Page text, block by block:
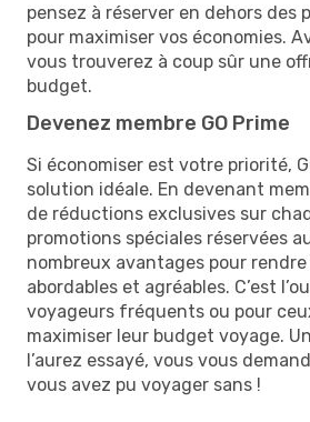
pensez à réserver en dehors des
pour maximiser vos économies.
vous trouverez à coup sûr une
budget.
Devenez membre GO Prime
Si économiser est votre priorité,
solution idéale. En devenant
de réductions exclusives sur
promotions spéciales réservées
nombreux avantages pour
abordables et agréables. C’est
voyageurs fréquents ou pour
maximiser leur budget voyage.
l’aurez essayé, vous vous
vous avez pu voyager sans !